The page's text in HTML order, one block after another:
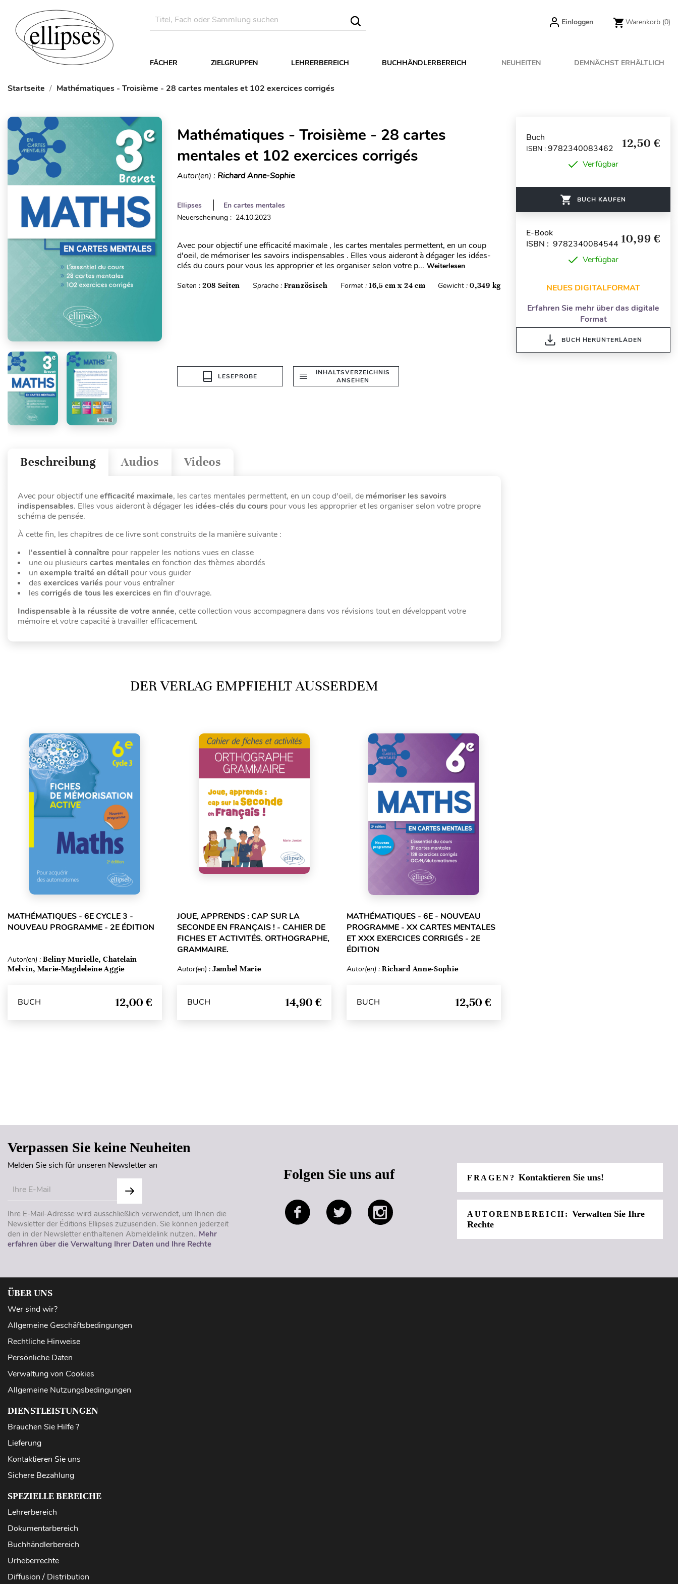
Einloggen Warenkorb (0)
FÄCHER ZIELGRUPPEN LEHRERBEREICH BUCHHÄNDLERBEREICH NEUHEITEN DEMNÄCHST ERHÄLTLICH
Startseite Mathématiques - Troisième - 28 cartes mentales et 102 exercices corrigés
Mathématiques - Troisième - 28 cartes
mentales et 102 exercices corrigés
Autor(en) : Richard Anne-Sophie
Ellipses
En cartes mentales
Neuerscheinung : 24.10.2023
Avec pour objectif une efficacité maximale , les cartes mentales permettent, en un coup
d'oeil, de mémoriser les savoirs indispensables . Elles vous aideront à dégager les idées-
clés du cours pour vous les approprier et les organiser selon votre p... Weiterlesen
Seiten : 208 Seiten Sprache :Französisch Format : 16,5 cm x 24 cm Gewicht :0,349 kg
LESEPROBE
INHALTSVERZEICHNIS
ANSEHEN
Videos
Audios
Beschreibung
Avec pour objectif uneefficacité maximale, les cartes mentales permettent, en un coup d'oeil, de mémoriser les savoirs
indispensables. Elles vous aideront à dégager les idées-clés du cours pour vous les approprier et les organiser selon votre propre
schéma de pensée.
À cette fin, les chapitres de ce livre sont construits de la manière suivante :
l'essentiel à connaître pour rappeler les notions vues en classe
une ou plusieurs cartes mentales en fonction des thèmes abordés
un exemple traité en détail pour vous guider
des exercices variés pour vous entraîner
les corrigés de tous les exercices en fin d'ouvrage.
Indispensable à la réussite de votre année, cette collection vous accompagnera dans vos révisions tout en développant votre
mémoire et votre capacité à travailler efficacement.
DER VERLAG EMPFIEHLT AUSSERDEM
MATHÉMATIQUES - 6E CYCLE 3 -
NOUVEAU PROGRAMME - 2E ÉDITION
Autor(en) : Beliny Murielle, Chatelain
Melvin, Marie-Magdeleine Aggie
BUCH 12,00 €
JOUE, APPRENDS : CAP SUR LA
SECONDE EN FRANÇAIS ! - CAHIER DE
FICHES ET ACTIVITÉS. ORTHOGRAPHE,
GRAMMAIRE.
Autor(en) : Jambel Marie
BUCH 14,90 €
MATHÉMATIQUES - 6E - NOUVEAU
PROGRAMME - XX CARTES MENTALES
ET XXX EXERCICES CORRIGÉS - 2E
ÉDITION
Autor(en) : Richard Anne-Sophie
BUCH 12,50 €
Buch
ISBN : 9782340083462 12,50 €
Verfügbar
BUCH KAUFEN
E-Book
ISBN : 9782340084544 10,99 €
Verfügbar
NEUES DIGITALFORMAT
Erfahren Sie mehr über das digitale
Format
BUCH HERUNTERLADEN
Verpassen Sie keine Neuheiten
Melden Sie sich für unseren Newsletter an
Ihre E-Mail-Adresse wird ausschließlich verwendet, um Ihnen die
Newsletter der Éditions Ellipses zuzusenden. Sie können jederzeit
den in der Newsletter enthaltenen Abmeldelink nutzen.. Mehr
erfahren über die Verwaltung Ihrer Daten und Ihre Rechte
Folgen Sie uns auf FRAGEN?Kontaktieren Sie uns!
AUTORENBEREICH:Verwalten Sie Ihre
Rechte
ÜBER UNS
Wer sind wir?
Allgemeine Geschäftsbedingungen
Rechtliche Hinweise
Persönliche Daten
Verwaltung von Cookies
Allgemeine Nutzungsbedingungen
DIENSTLEISTUNGEN
Brauchen Sie Hilfe ?
Lieferung
Kontaktieren Sie uns
Sichere Bezahlung
SPEZIELLE BEREICHE
Lehrerbereich
Dokumentarbereich
Buchhändlerbereich
Urheberrechte
Diffusion / Distribution